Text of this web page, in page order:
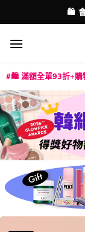
to
content
💳 支援消
🛍️ 滿額全單93折+購